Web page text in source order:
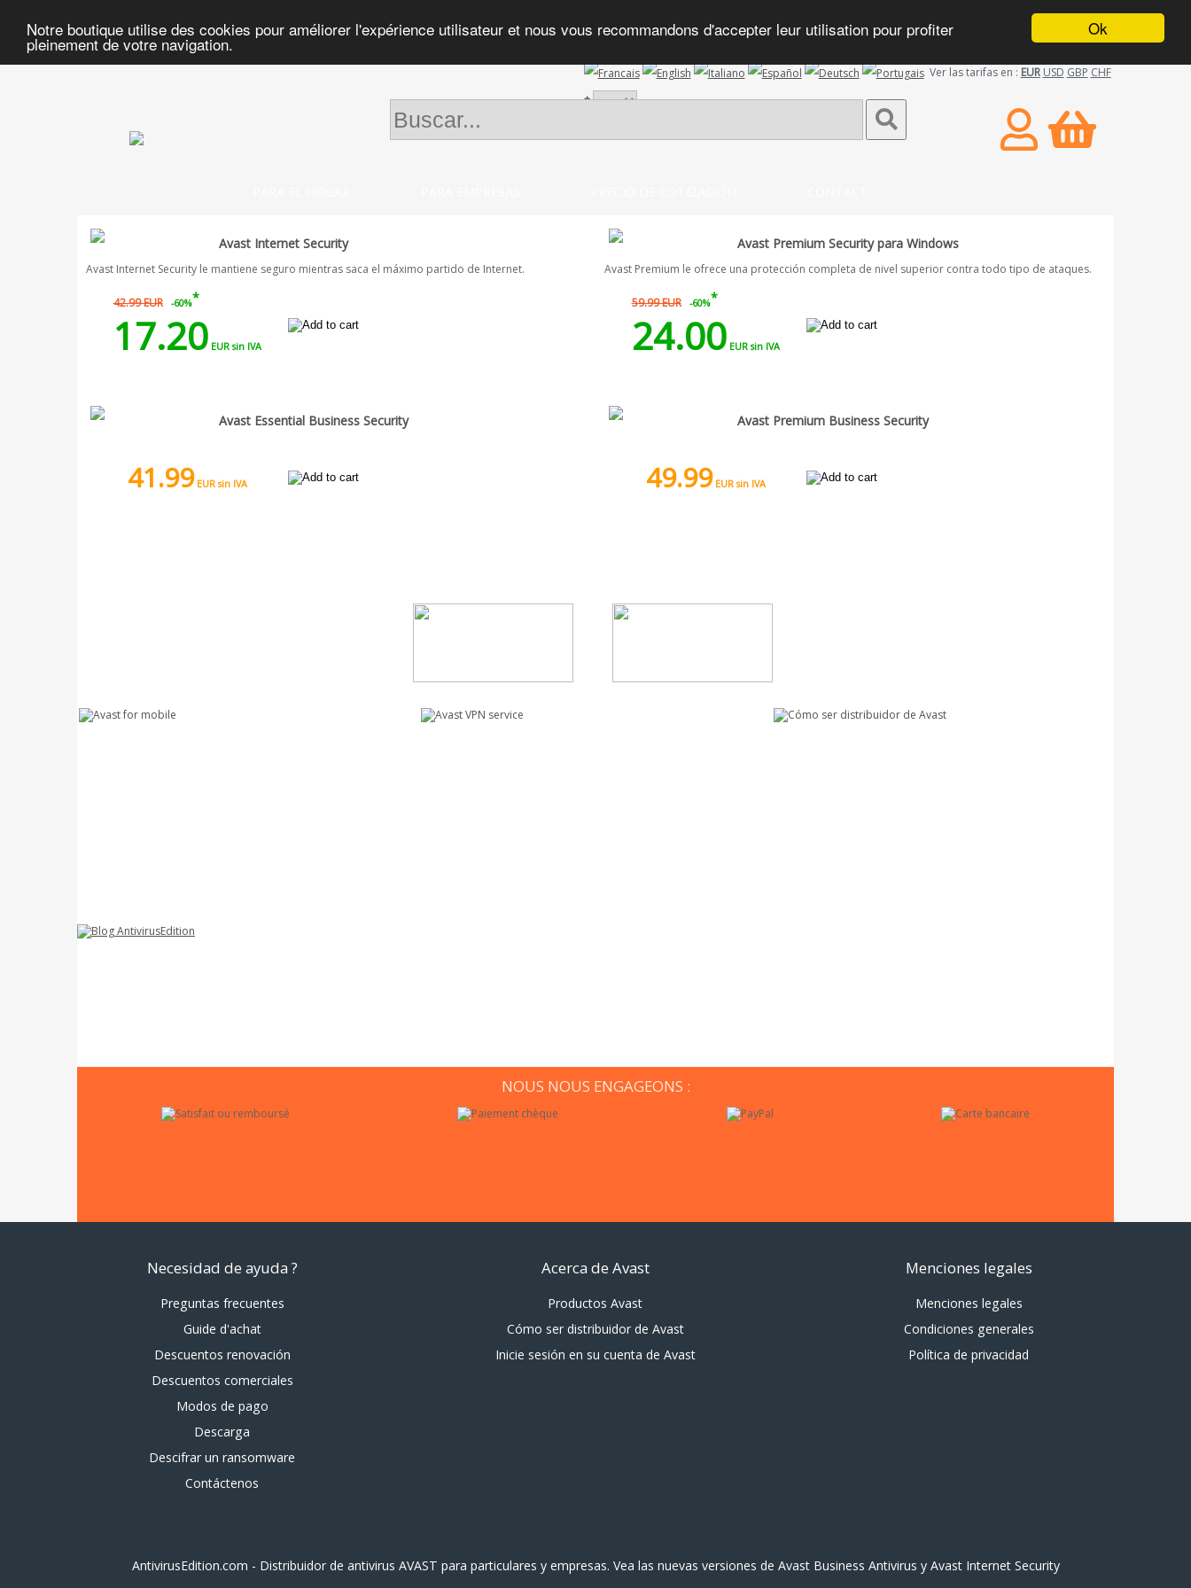
Ok
Notre boutique utilise des cookies pour améliorer l'expérience utilisateur et nous vous recommandons d'accepter leur utilisation pour profiter
pleinement de votre navigation.
Ver las tarifas en : EUR USD GBP CHF
+
Avast Internet Security
Avast Internet Security le mantiene seguro mientras saca el máximo partido de Internet.
42.99 EUR -60%*
17.20EUR sin IVA
Avast Premium Security para Windows
Avast Premium le ofrece una protección completa de nivel superior contra todo tipo de ataques.
59.99 EUR -60%*
24.00EUR sin IVA
Avast Essential Business Security
41.99EUR sin IVA
Avast Premium Business Security
49.99EUR sin IVA
NOUS NOUS ENGAGEONS :
Necesidad de ayuda ?
Preguntas frecuentes
Guide d'achat
Descuentos renovación
Descuentos comerciales
Modos de pago
Descarga
Descifrar un ransomware
Contáctenos
Acerca de Avast
Productos Avast
Cómo ser distribuidor de Avast
Inicie sesión en su cuenta de Avast
Menciones legales
Menciones legales
Condiciones generales
Política de privacidad
AntivirusEdition.com - Distribuidor de antivirus AVAST para particulares y empresas. Vea las nuevas versiones de Avast Business Antivirus y Avast Internet Security